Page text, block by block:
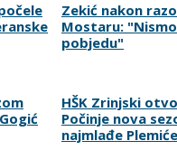
Zekić nakon
Mostaru:
pobjedu"
HŠK Zrinjski
Počinje nova
najmlađe Plemiće